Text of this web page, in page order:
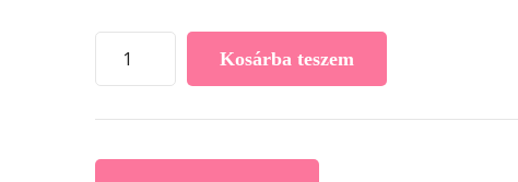
Expoline
tekercses
Kosárba teszem